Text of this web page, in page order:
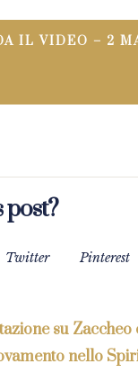
IL VIDEO – 2
post?
Twitter Pinterest
su Zaccheo
nello